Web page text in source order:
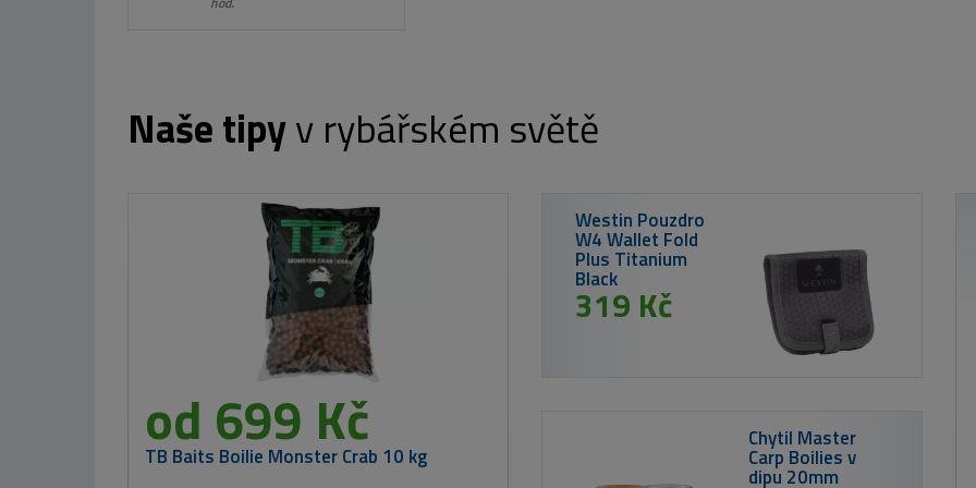
Naše tipyv rybářském světě
Nikl Criticals boilie Calanus & Krill 250ml
od 259 Kč
Westin Wobler ID-Crank 2.5 5cm 9g Matt